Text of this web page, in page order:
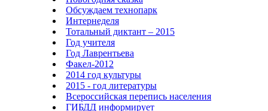
Обсуждаем технопарк
Интернеделя
Тотальный диктант – 2015
Год учителя
Год Лаврентьева
Факел-2012
2014 год культуры
2015 - год литературы
Всероссийская перепись населения
ГИБДД информирует